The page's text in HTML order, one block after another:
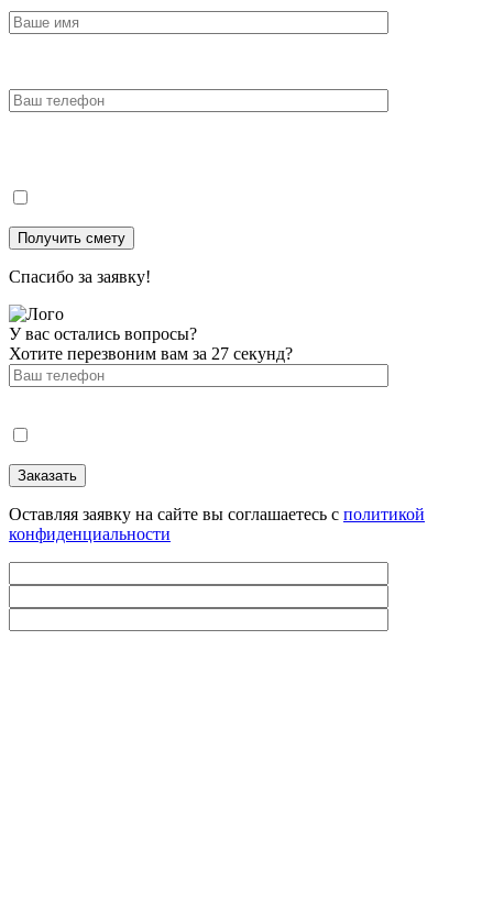
Спасибо за заявку!
У вас остались вопросы?
Хотите перезвоним вам за 27 секунд?
Оставляя заявку на сайте вы соглашаетесь с политикой
конфиденциальности